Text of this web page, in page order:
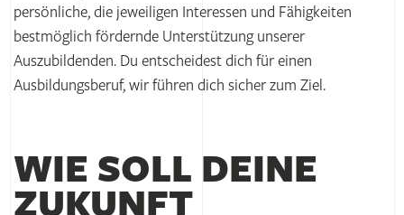
persönliche, die jeweiligen Interessen und Fähigkeiten
bestmöglich fördernde Unterstützung unserer
Auszubildenden. Du entscheidest dich für einen
Ausbildungsberuf, wir führen dich sicher zum Ziel.
WIE SOLL DEINE
ZUKUNFT